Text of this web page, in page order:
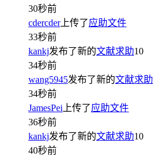
30秒前
cdercder上传了应助文件
33秒前
kankj发布了新的文献求助10
34秒前
wang5945发布了新的文献求助
34秒前
JamesPei 上传了应助文件
36秒前
kankj发布了新的文献求助10
40秒前